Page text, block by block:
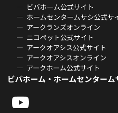
ビバホーム公式サイト
ホームセンタームサシ公式サ
アークランズオンライン
ニコペット公式サイト
アークオアシス公式サイト
アークオアシスオンライン
アークホーム公式サイト
ビバホーム・ホームセンター